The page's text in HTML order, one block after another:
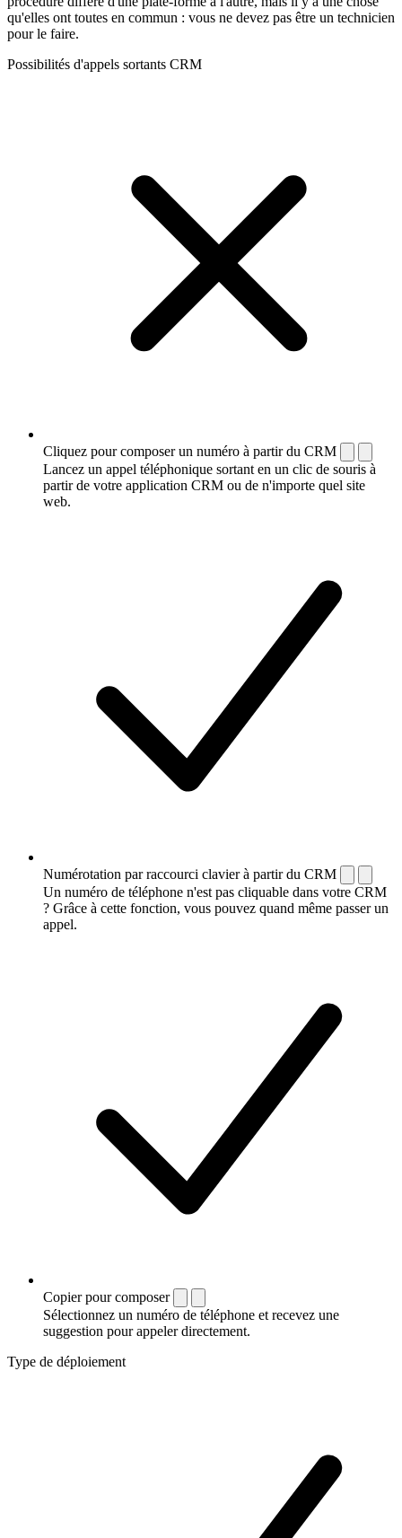
qu'elles ont toutes en commun : vous ne devez pas être un technicien
pour le faire.
Possibilités d'appels sortants CRM
Cliquez pour composer un numéro à partir du CRM
Lancez un appel téléphonique sortant en un clic de souris à
partir de votre application CRM ou de n'importe quel site
web.
Numérotation par raccourci clavier à partir du CRM
Un numéro de téléphone n'est pas cliquable dans votre CRM
? Grâce à cette fonction, vous pouvez quand même passer un
appel.
Copier pour composer
Sélectionnez un numéro de téléphone et recevez une
suggestion pour appeler directement.
Type de déploiement